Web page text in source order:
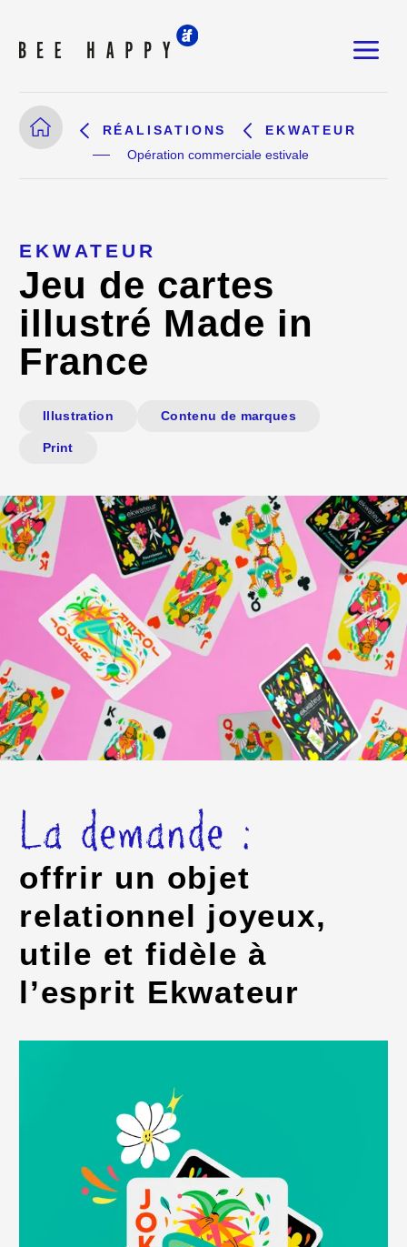
RÉALISATIONS
EKWATEUR
Opération commerciale estivale
EKWATEUR
Jeu de cartes
illustré Made in
France
Illustration Contenu de marques
Print
La demande :
offrir un objet
relationnel joyeux,
utile et fidèle à
l’esprit Ekwateur